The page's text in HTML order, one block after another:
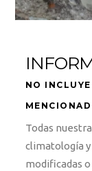
NO
Todas
climatología
modificadas